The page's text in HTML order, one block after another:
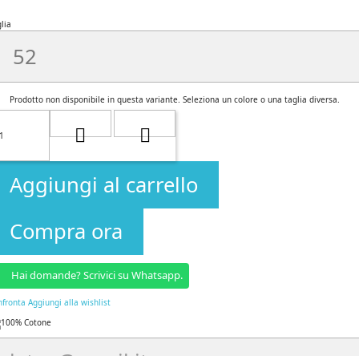
Prodotto non disponibile in questa variante. Seleziona un colore o una taglia diversa.
Aggiungi al carrello
Compra ora
Hai domande? Scrivici su Whatsapp.
Aggiungi alla wishlist